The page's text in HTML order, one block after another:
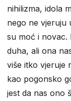
nihilizma, idola
nego ne vjeruju
su moć i novac.
duha, ali ona
više itko vjeruje
kao pogonsko
jest da nas ono